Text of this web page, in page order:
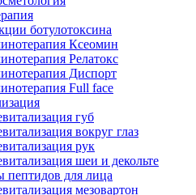
ботулотоксина
Ксеомин
Релатокс
Диспорт
Full face
губ
вокруг глаз
рук
шеи и декольте
пептидов для лица
мезовартон